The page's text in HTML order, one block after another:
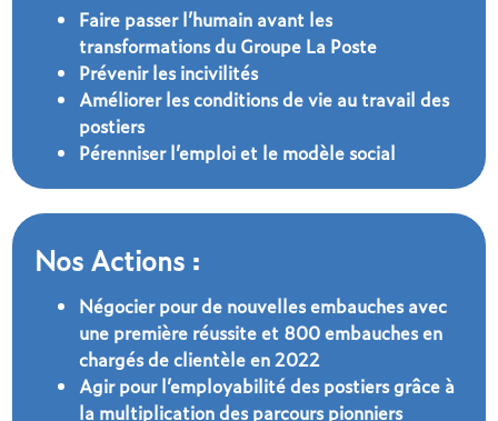
Faire passer l’humain avant les
transformations du Groupe La Poste
Prévenir les incivilités
Améliorer les conditions de vie au travail des
postiers
Pérenniser l’emploi et le modèle social
Nos Actions :
Négocier pour de nouvelles embauches avec
une première réussite et 800 embauches en
chargés de clientèle en 2022
Agir pour l’employabilité des postiers grâce à
la multiplication des parcours pionniers